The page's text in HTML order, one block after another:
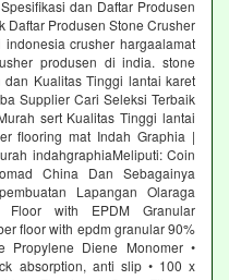
dan Daftar Produsen
Daftar Produsen Stone Crusher
crusher hargaalamat
produsen di india. stone
Kualitas Tinggi lantai karet
Supplier Cari Seleksi Terbaik
sert Kualitas Tinggi lantai
flooring mat Indah Graphia |
indahgraphiaMeliputi: Coin
China Dan Sebagainya
Lapangan Olaraga
Floor with EPDM Granular
floor with epdm granular 90%
Propylene Diene Monomer •
absorption, anti slip • 100 x